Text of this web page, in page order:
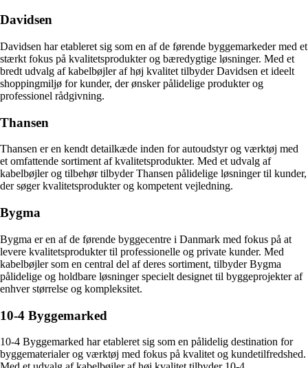
Davidsen
Davidsen har etableret sig som en af de førende byggemarkeder med et
stærkt fokus på kvalitetsprodukter og bæredygtige løsninger. Med et
bredt udvalg af kabelbøjler af høj kvalitet tilbyder Davidsen et ideelt
shoppingmiljø for kunder, der ønsker pålidelige produkter og
professionel rådgivning.
Thansen
Thansen er en kendt detailkæde inden for autoudstyr og værktøj med
et omfattende sortiment af kvalitetsprodukter. Med et udvalg af
kabelbøjler og tilbehør tilbyder Thansen pålidelige løsninger til kunder,
der søger kvalitetsprodukter og kompetent vejledning.
Bygma
Bygma er en af de førende byggecentre i Danmark med fokus på at
levere kvalitetsprodukter til professionelle og private kunder. Med
kabelbøjler som en central del af deres sortiment, tilbyder Bygma
pålidelige og holdbare løsninger specielt designet til byggeprojekter af
enhver størrelse og kompleksitet.
10-4 Byggemarked
10-4 Byggemarked har etableret sig som en pålidelig destination for
byggematerialer og værktøj med fokus på kvalitet og kundetilfredshed.